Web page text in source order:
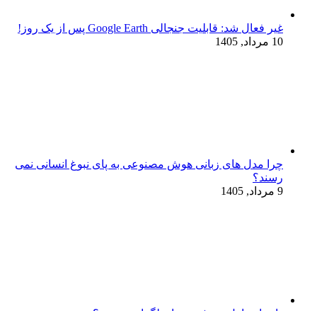
غیر فعال شد: قابلیت جنجالی Google Earth پس از یک روز!
10 مرداد, 1405
چرا مدل‌ های زبانی هوش مصنوعی به پای نبوغ انسانی نمی‌
رسند؟
9 مرداد, 1405